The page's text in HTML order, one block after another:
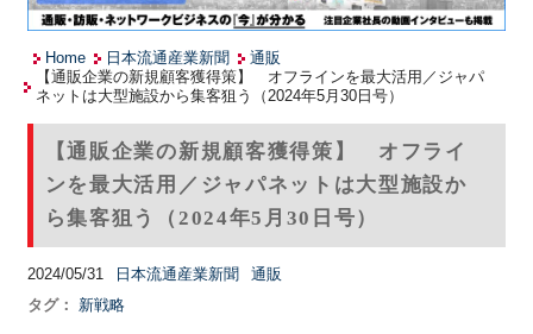
Home 日本流通産業新聞
通販
【通販企業の新規顧客獲得策】 オフラインを最大活用／ジャパ
ネットは大型施設から集客狙う（2024年5月30日号）
【通販企業の新規顧客獲得策】 オフライ
ンを最大活用／ジャパネットは大型施設か
ら集客狙う（2024年5月30日号）
2024/05/31 日本流通産業新聞
通販
タグ：
新戦略